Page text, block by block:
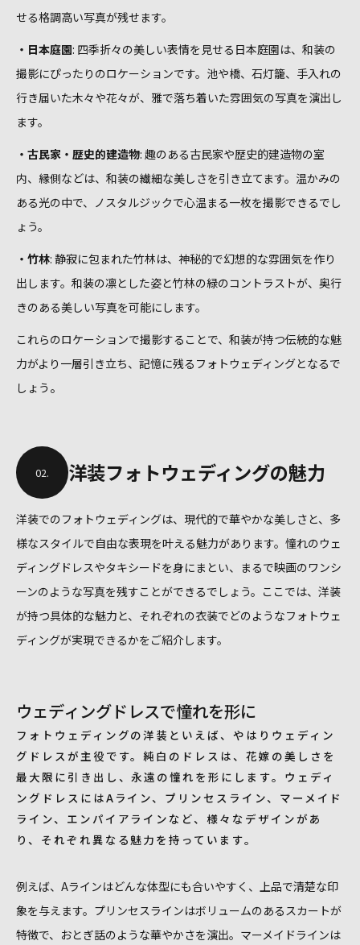
せる格調高い写真が残せます。
・日本庭園: 四季折々の美しい表情を見せる日本庭園は、和装の
撮影にぴったりのロケーションです。池や橋、石灯籠、手入れの
行き届いた木々や花々が、雅で落ち着いた雰囲気の写真を演出し
ます。
・古民家・歴史的建造物: 趣のある古民家や歴史的建造物の室
内、縁側などは、和装の繊細な美しさを引き立てます。温かみの
ある光の中で、ノスタルジックで心温まる一枚を撮影できるでし
ょう。
・竹林: 静寂に包まれた竹林は、神秘的で幻想的な雰囲気を作り
出します。和装の凛とした姿と竹林の緑のコントラストが、奥行
きのある美しい写真を可能にします。
これらのロケーションで撮影することで、和装が持つ伝統的な魅
力がより一層引き立ち、記憶に残るフォトウェディングとなるで
しょう。
洋装フォトウェディングの魅力
02.
洋装でのフォトウェディングは、現代的で華やかな美しさと、多
様なスタイルで自由な表現を叶える魅力があります。憧れのウェ
ディングドレスやタキシードを身にまとい、まるで映画のワンシ
ーンのような写真を残すことができるでしょう。ここでは、洋装
が持つ具体的な魅力と、それぞれの衣装でどのようなフォトウェ
ディングが実現できるかをご紹介します。
ウェディングドレスで憧れを形に
フォトウェディングの洋装といえば、やはりウェディン
グドレスが主役です。純白のドレスは、花嫁の美しさを
最大限に引き出し、永遠の憧れを形にします。ウェディ
ングドレスにはAライン、プリンセスライン、マーメイド
ライン、エンパイアラインなど、様々なデザインがあ
り、それぞれ異なる魅力を持っています。
例えば、Aラインはどんな体型にも合いやすく、上品で清楚な印
象を与えます。プリンセスラインはボリュームのあるスカートが
特徴で、おとぎ話のような華やかさを演出。マーメイドラインは